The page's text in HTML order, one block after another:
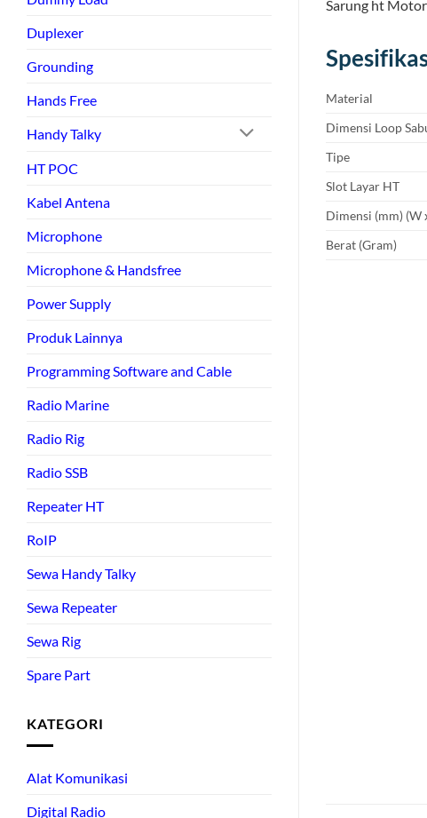
Duplexer
Grounding
Hands Free
Handy Talky
HT POC
Kabel Antena
Microphone
Microphone & Handsfree
Power Supply
Produk Lainnya
Programming Software and Cable
Radio Marine
Radio Rig
Radio SSB
Repeater HT
RoIP
Sewa Handy Talky
Sewa Repeater
Sewa Rig
Spare Part
KATEGORI
Alat Komunikasi
Digital Radio
Sarung ht
Material
Dimensi Loop
Tipe
Slot Layar HT
Dimensi (mm) (W
Berat (Gram)